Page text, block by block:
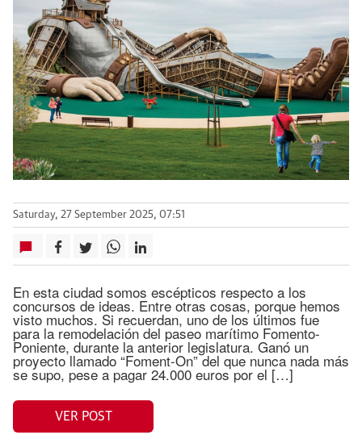
Saturday, 27 September 2025, 07:51
En esta ciudad somos escépticos respecto a los
concursos de ideas. Entre otras cosas, porque hemos
visto muchos. Si recuerdan, uno de los últimos fue
para la remodelación del paseo marítimo Fomento-
Poniente, durante la anterior legislatura. Ganó un
proyecto llamado “Foment-On” del que nunca nada más
se supo, pese a pagar 24.000 euros por el […]
VER POST